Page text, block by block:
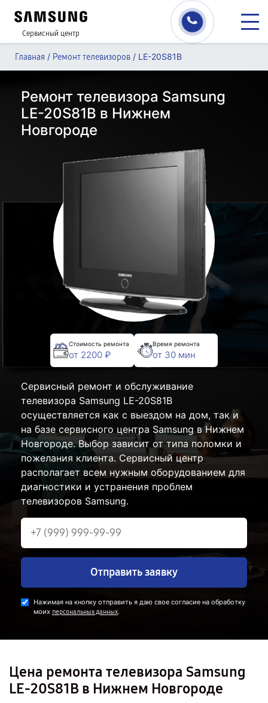
Сервисный центр
Главная / Ремонт телевизоров / LE-20S81B
Ремонт телевизора Samsung
LE-20S81B в Нижнем
Новгороде
Стоимость ремонта
от 2200 ₽
Время ремонта
от 30 мин
Сервисный ремонт и обслуживание
телевизора Samsung LE-20S81B
осуществляется как с выездом на дом, так и
на базе сервисного центра Samsung в Нижнем
Новгороде. Выбор зависит от типа поломки и
пожелания клиента. Сервисный центр
располагает всем нужным оборудованием для
диагностики и устранения проблем
телевизоров Samsung.
Отправить заявку
Нажимая на кнопку отправить я даю свое согласие на обработку
моих персональных данных.
Цена ремонта телевизора Samsung
LE-20S81B в Нижнем Новгороде